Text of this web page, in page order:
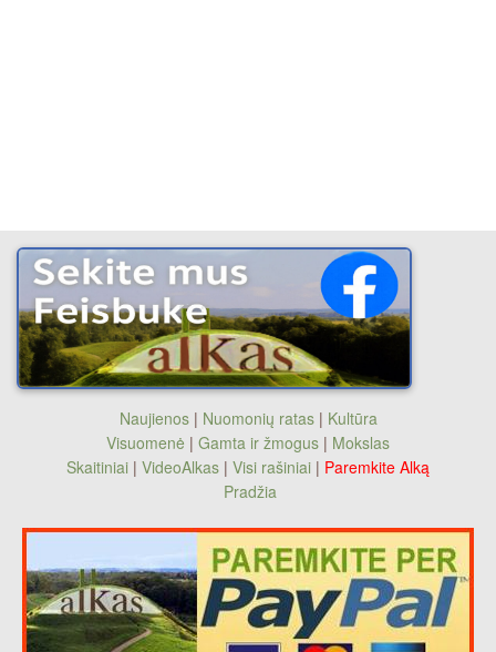
Naujienos| Nuomonių ratas| Kultūra
Visuomenė | Gamta ir žmogus | Mokslas
Skaitiniai | VideoAlkas | Visi rašiniai | Paremkite Alką
Pradžia